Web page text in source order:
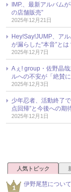
IMP.、最新アルバム
の店舗販売”
2025年12月21日
Hey!Say!JUMP、ア
が漏らした“本音”とは
2025年12月7日
Aぇ! group・佐野晶
ルへの不安が「絶賛
2025年12月3日
少年忍者、活動終了
点回帰”と今後への期
2025年12月1日
人気トピック
伊野尾慧につい